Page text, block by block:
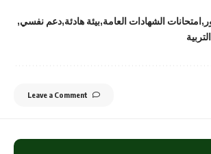
امتحانات الشهادات العامة بيئة هادئة دعم نفسي
Leave a Comment